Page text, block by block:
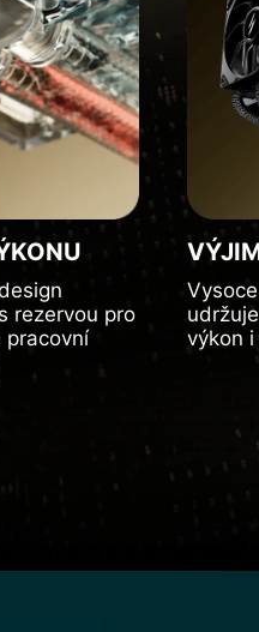
rezervou pro
pracovní
výkon